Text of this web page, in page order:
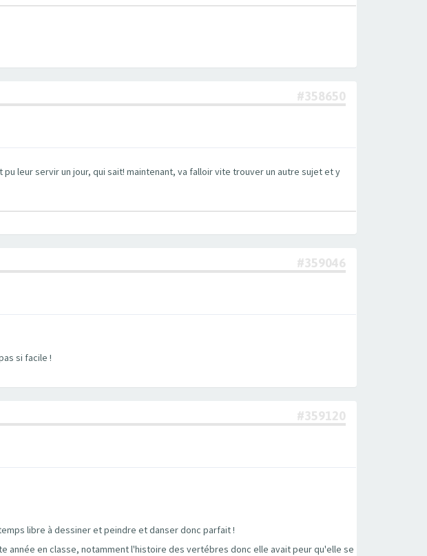
#358650
leur servir un jour, qui sait! maintenant, va falloir vite trouver un autre sujet et y
#359046
si facile !
#359120
libre à dessiner et peindre et danser donc parfait !
année en classe, notamment l'histoire des vertébres donc elle avait peur qu'elle se